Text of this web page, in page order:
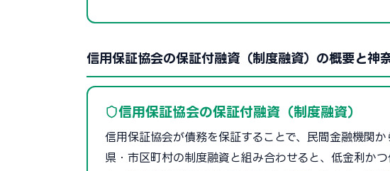
信用保証協会の保証付融資（制度融資）の概要と神
信用保証協会の保証付融資（制度融資）
信用保証協会が債務を保証することで、民間金融機関
県・市区町村の制度融資と組み合わせると、低金利か